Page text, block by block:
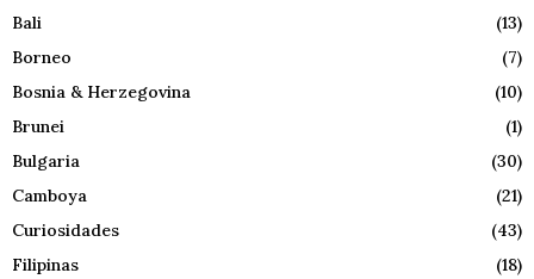
Bali
(13)
Borneo
(7)
Bosnia & Herzegovina
(10)
Brunei
(1)
Bulgaria
(30)
Camboya
(21)
Curiosidades
(43)
Filipinas
(18)